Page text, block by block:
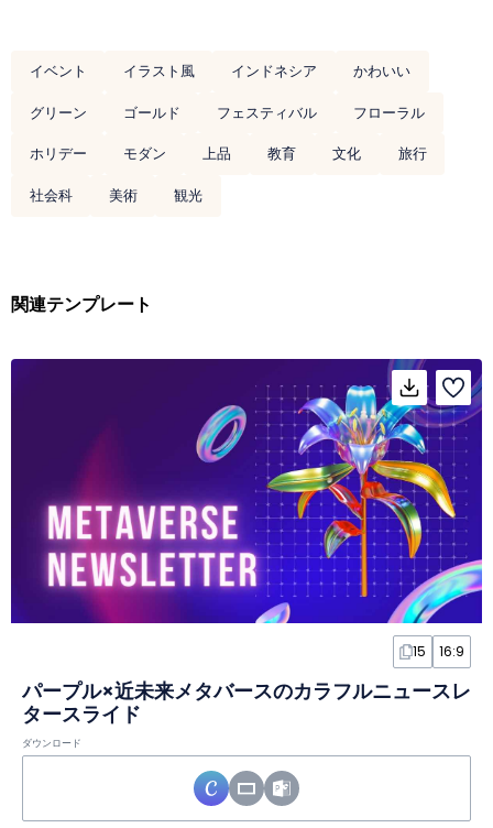
イベント イラスト風 インドネシア
かわいい
グリーン
ゴールド フェスティバル
フローラル
ホリデー
モダン 上品 教育 文化
旅行
社会科
美術 観光
関連テンプレート
15 16:9
パープル×近未来メタバースのカラフルニュースレ
タースライド
ダウンロード